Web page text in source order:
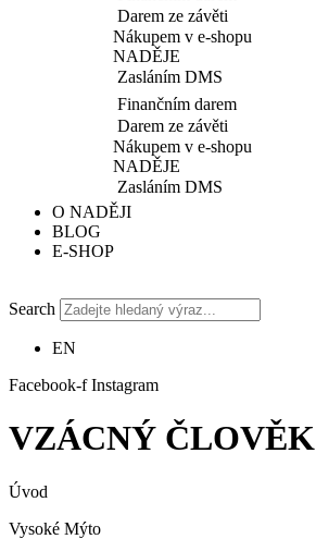
Darem ze závěti
Nákupem v e-shopu
NADĚJE
Zasláním DMS
Finančním darem
Darem ze závěti
Nákupem v e-shopu
NADĚJE
Zasláním DMS
O NADĚJI
BLOG
E-SHOP
Search
EN
Facebook-f Instagram
VZÁCNÝ ČLOVĚK
Úvod
Vysoké Mýto